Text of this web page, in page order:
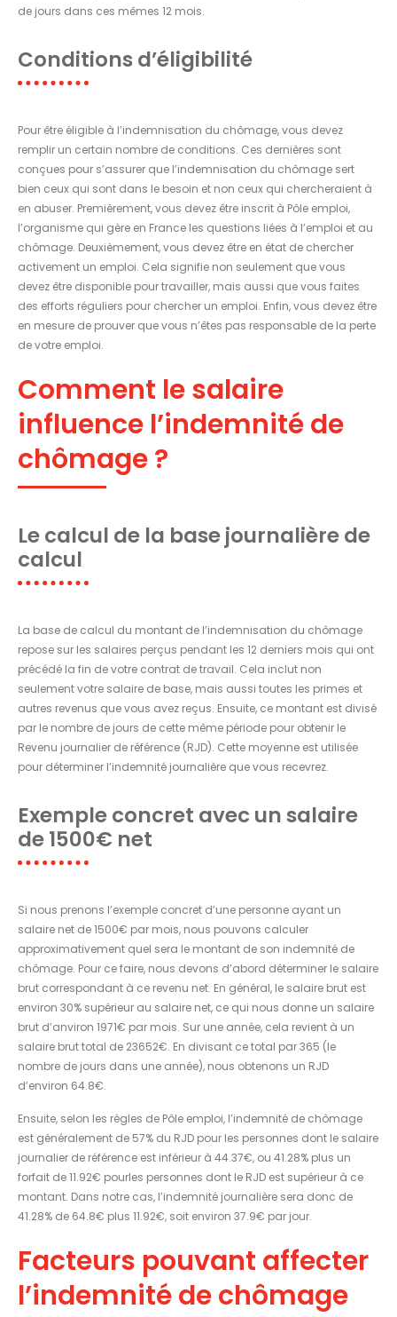
de jours dans ces mêmes 12 mois.
Conditions d’éligibilité
Pour être éligible à l’indemnisation du chômage, vous devez
remplir un certain nombre de conditions. Ces dernières sont
conçues pour s’assurer que l’indemnisation du chômage sert
bien ceux qui sont dans le besoin et non ceux qui chercheraient à
en abuser. Premièrement, vous devez être inscrit à Pôle emploi,
l’organisme qui gère en France les questions liées à l’emploi et au
chômage. Deuxièmement, vous devez être en état de chercher
activement un emploi. Cela signifie non seulement que vous
devez être disponible pour travailler, mais aussi que vous faites
des efforts réguliers pour chercher un emploi. Enfin, vous devez être
en mesure de prouver que vous n’êtes pas responsable de la perte
de votre emploi.
Comment le salaire
influence l’indemnité de
chômage ?
Le calcul de la base journalière de
calcul
La base de calcul du montant de l’indemnisation du chômage
repose sur les salaires perçus pendant les 12 derniers mois qui ont
précédé la fin de votre contrat de travail. Cela inclut non
seulement votre salaire de base, mais aussi toutes les primes et
autres revenus que vous avez reçus. Ensuite, ce montant est divisé
par le nombre de jours de cette même période pour obtenir le
Revenu journalier de référence (RJD). Cette moyenne est utilisée
pour déterminer l’indemnité journalière que vous recevrez.
Exemple concret avec un salaire
de 1500€ net
Si nous prenons l’exemple concret d’une personne ayant un
salaire net de 1500€ par mois, nous pouvons calculer
approximativement quel sera le montant de son indemnité de
chômage. Pour ce faire, nous devons d’abord déterminer le salaire
brut correspondant à ce revenu net. En général, le salaire brut est
environ 30% supérieur au salaire net, ce qui nous donne un salaire
brut d’anviron 1971€ par mois. Sur une année, cela revient à un
salaire brut total de 23652€. En divisant ce total par 365 (le
nombre de jours dans une année), nous obtenons un RJD
d’environ 64.8€.
Ensuite, selon les règles de Pôle emploi, l’indemnité de chômage
est généralement de 57% du RJD pour les personnes dont le salaire
journalier de référence est inférieur à 44.37€, ou 41.28% plus un
forfait de 11.92€ pourles personnes dont le RJD est supérieur à ce
montant. Dans notre cas, l’indemnité journalière sera donc de
41.28% de 64.8€ plus 11.92€, soit environ 37.9€ par jour.
Facteurs pouvant affecter
l’indemnité de chômage